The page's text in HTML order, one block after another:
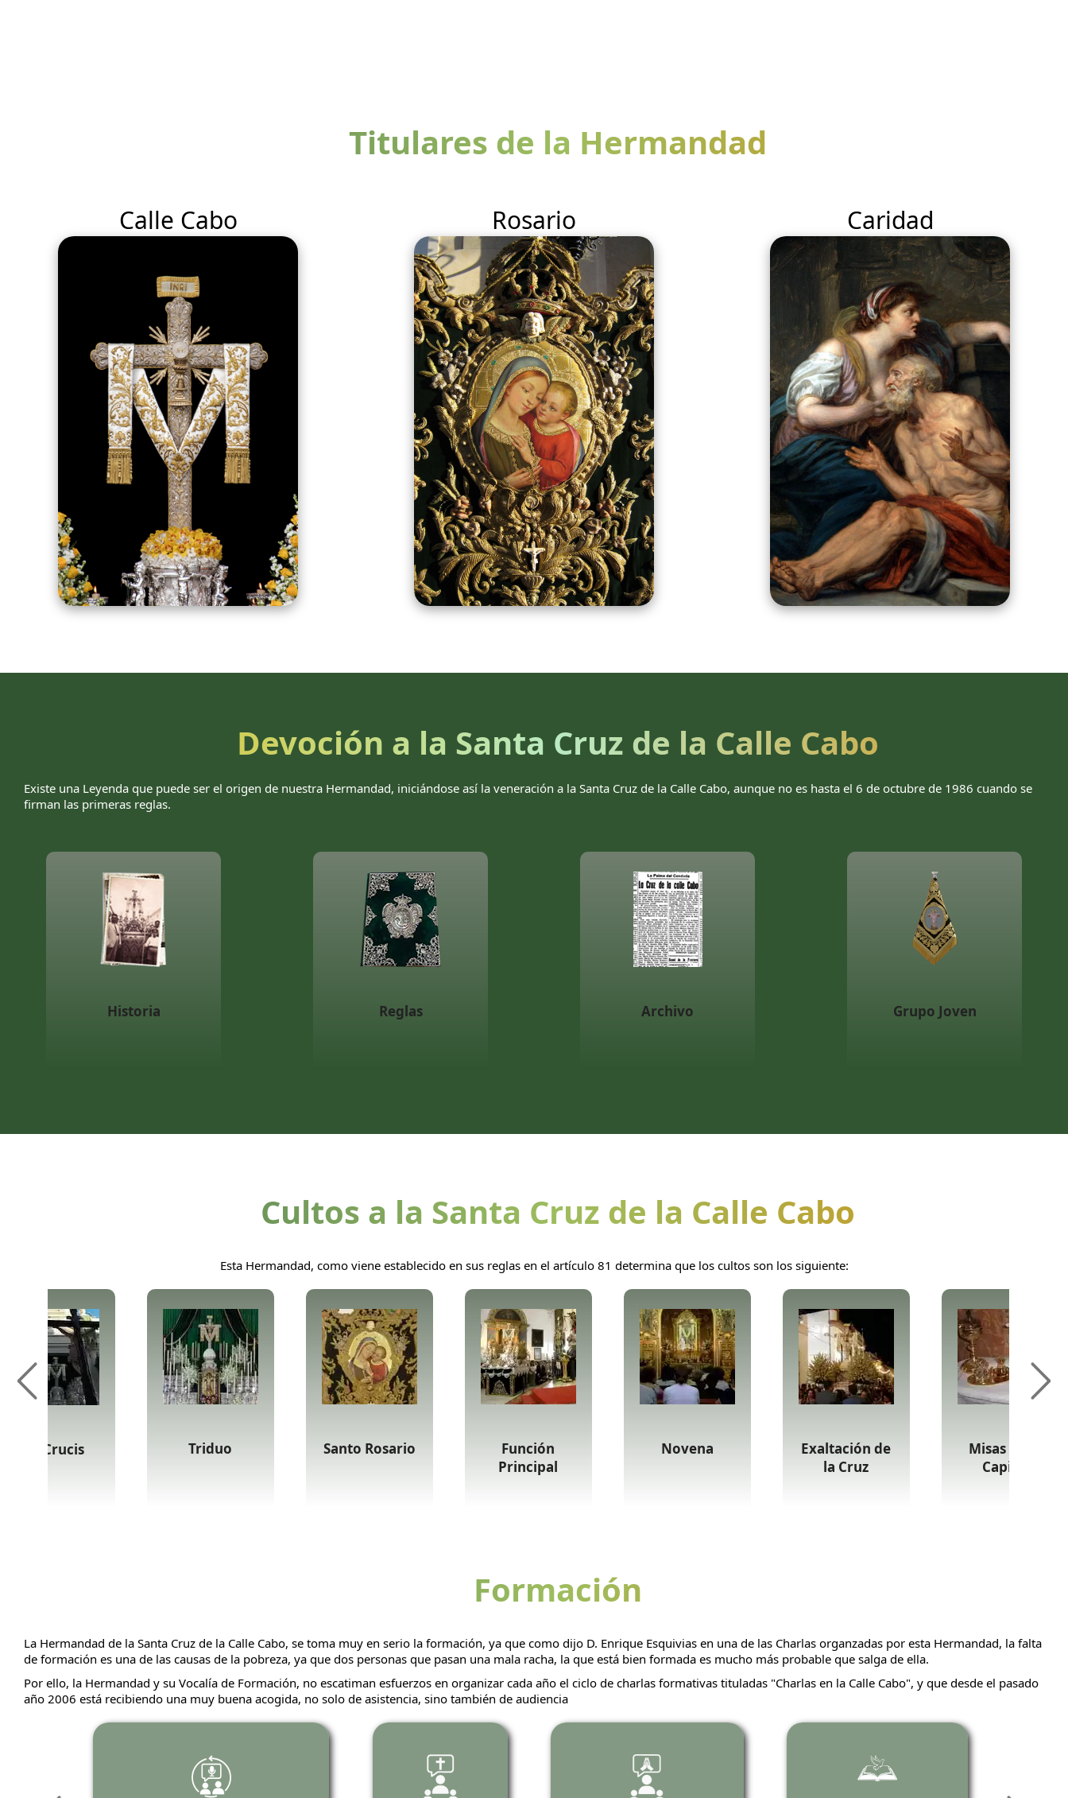
Titulares de la Hermandad
Calle Cabo Rosario Caridad
Devoción a la Santa Cruz de la Calle Cabo
Existe una Leyenda que puede ser el origen de nuestra Hermandad, iniciándose así la veneración a la Santa Cruz de la Calle Cabo, aunque no es hasta el 6 de octubre de 1986 cuando se
firman las primeras reglas.
Historia Reglas Archivo Grupo Joven
Cultos a la Santa Cruz de la Calle Cabo
Esta Hermandad, como viene establecido en sus reglas en el artículo 81 determina que los cultos son los siguiente:
Via Crucis Triduo Santo Rosario
Función
Principal
Novena
Exaltación de
la Cruz
Misas en la
Capilla
Formación
La Hermandad de la Santa Cruz de la Calle Cabo, se toma muy en serio la formación, ya que como dijo D. Enrique Esquivias en una de las Charlas organzadas por esta Hermandad, la falta
de formación es una de las causas de la pobreza, ya que dos personas que pasan una mala racha, la que está bien formada es mucho más probable que salga de ella.
Por ello, la Hermandad y su Vocalía de Formación, no escatiman esfuerzos en organizar cada año el ciclo de charlas formativas tituladas "Charlas en la Calle Cabo", y que desde el pasado
año 2006 está recibiendo una muy buena acogida, no solo de asistencia, sino también de audiencia